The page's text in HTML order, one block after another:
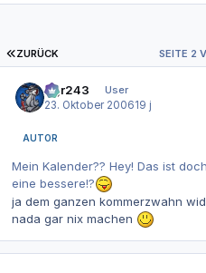
ERSTE SEITE
ZURÜCK SEITE 2
dgr243
User
23. Oktober 200619 j
AUTOR
Mein Kalender?? Hey! Das ist
eine bessere!?
ja dem ganzen kommerzwahn
nada gar nix machen